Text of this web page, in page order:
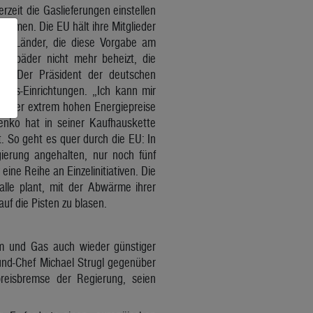
die Gaslieferungen einstellen
Die EU hält ihre Mitglieder
Länder, die diese Vorgabe am
nicht mehr beheizt, die
Der Präsident der deutschen
Einrichtungen. „Ich kann mir
der extrem hohen Energiepreise
hat in seiner Kaufhauskette
So geht es quer durch die EU: In
angehalten, nur noch fünf
Reihe an Einzelinitiativen. Die
plant, mit der Abwärme ihrer
die Pisten zu blasen.
und Gas auch wieder günstiger
Chef Michael Strugl gegenüber
der Regierung, seien